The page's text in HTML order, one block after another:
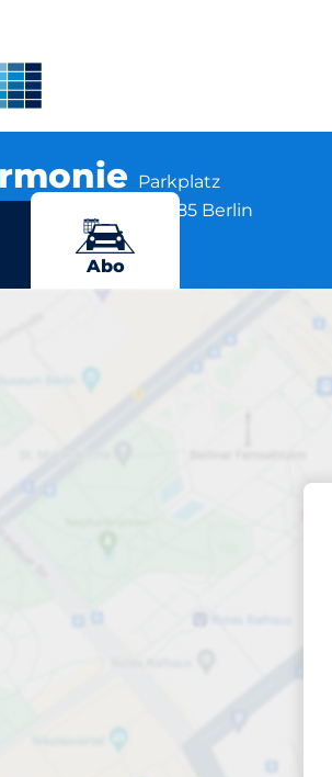
Parkplatz
Strasse 1, 10785 Berlin
in Berlin
Abo
geöffnet